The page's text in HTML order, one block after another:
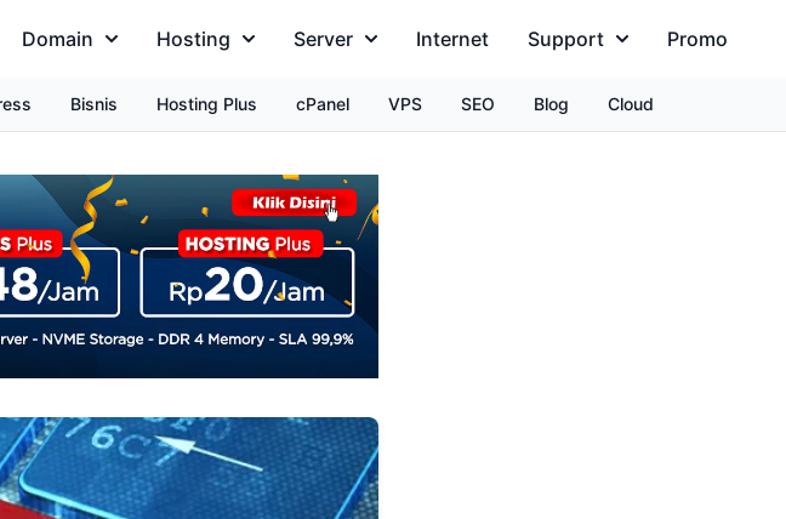
Domain Hosting Server Internet Support Promo
Bisnis Hosting Plus cPanel VPS SEO Blog Cloud